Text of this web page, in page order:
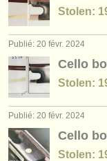
Stolen:
Publié: 20 févr. 2024
Cello
Stolen:
Publié: 20 févr. 2024
Cello
Stolen: